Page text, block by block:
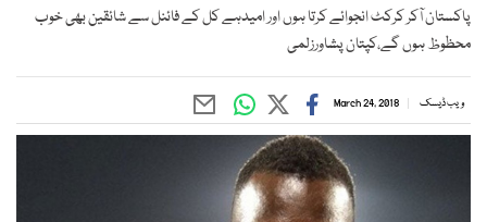
پاکستان آکر کرکٹ انجوائے کرتا ہوں اور امیدہے کل کے فائنل سے شائقین بھی خوب
محظوظ ہوں گے،کپتان پشاورزلمی
ویب ڈیسک March 24, 2018